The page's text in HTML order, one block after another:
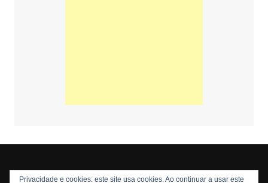
Privacidade e cookies: este site usa cookies. Ao continuar a usar este